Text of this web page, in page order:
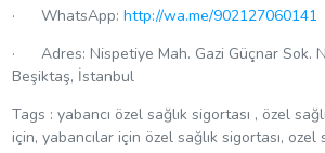
· WhatsApp: http://wa.me/902127060141
· Adres: Nispetiye Mah. Gazi Güçnar Sok.
Beşiktaş, İstanbul
Tags : yabancı özel sağlık sigortası , özel
için, yabancılar için özel sağlık sigortası,